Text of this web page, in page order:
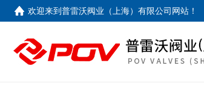
欢迎来到普雷沃阀业（上海）有限公司网站 ！